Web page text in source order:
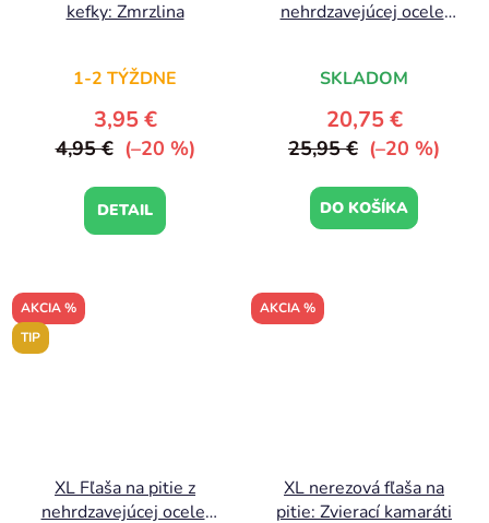
kefky: Zmrzlina
1-2 TÝŽDNE
3,95 €
4,95 € (–20 %)
DETAIL
nehrdzavejúcej ocele:
SKLADOM
20,75 €
25,95 € (–20 %)
DO KOŠÍKA
AKCIA %
TIP
XL Fľaša na pitie z
nehrdzavejúcej ocele:
AKCIA %
XL nerezová fľaša na
pitie: Zvierací kamaráti